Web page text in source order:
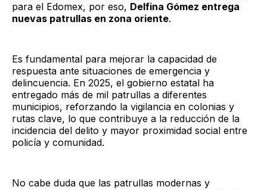
para el Edomex, por eso, Delfina Gómez entrega
nuevas patrullas en zona oriente.
Es fundamental para mejorar la capacidad de
respuesta ante situaciones de emergencia y
delincuencia. En 2025, el gobierno estatal ha
entregado más de mil patrullas a diferentes
municipios, reforzando la vigilancia en colonias y
rutas clave, lo que contribuye a la reducción de la
incidencia del delito y mayor proximidad social entre
policía y comunidad.
No cabe duda que las patrullas modernas y